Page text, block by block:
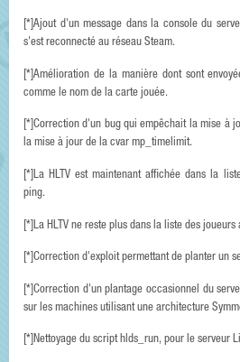
[*]Ajout d'un message dans la console du
s'est reconnecté au réseau Steam.
[*]Amélioration de la manière dont sont
comme le nom de la carte jouée.
[*]Correction d'un bug qui empêchait la mise à
la mise à jour de la cvar mp_timelimit.
[*]La HLTV est maintenant affichée dans la
ping.
[*]La HLTV ne reste plus dans la liste des
[*]Correction d'exploit permettant de planter un
[*]Correction d'un plantage occasionnel du
sur les machines utilisant une architecture
[*]Nettoyage du script hlds_run, pour le serveur